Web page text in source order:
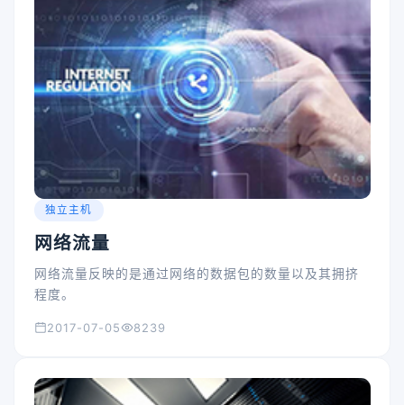
独立主机
网络流量
网络流量反映的是通过网络的数据包的数量以及其拥挤
程度。
2017-07-05 8239